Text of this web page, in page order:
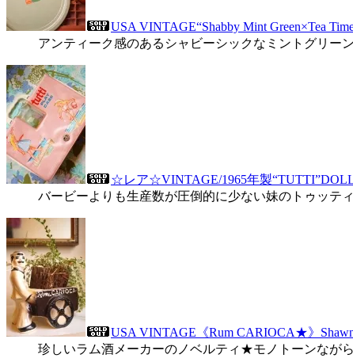
USA VINTAGE“Shabby Mint Green×Tea
アンティーク感のあるシャビーシックなミントグリー
☆レア☆VINTAGE/1965年製
バービーよりも生産数が圧倒的に少ない妹のトゥッ
USA VINTAGE《Rum CARIOCA★》
珍しいラム酒メーカーのノベルティ★モノトーンなが